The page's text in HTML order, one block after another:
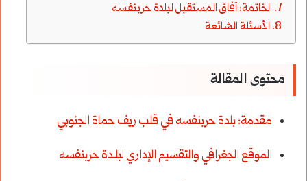
الخاتمة: آفاق المستقبل لبلدة حربنفسه
الأسئلة الشائعة
محتوى المقالة
مقدمة: بلدة حربنفسه في قلب ريف حماة الجنوبي
الموقع الجغرافي والتقسيم الإداري لبلـدة حربنفسه